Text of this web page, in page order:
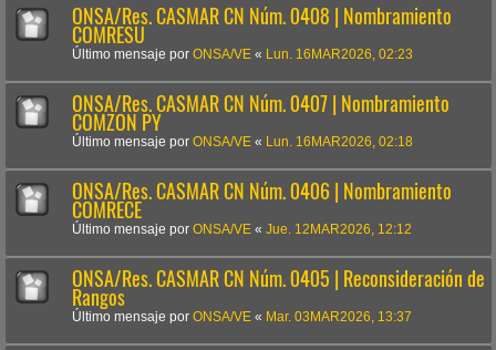
ONSA/Res. CASMAR CN Núm. 0408 | Nombramiento
COMRESU
Último mensaje por ONSA/VE « Lun. 16MAR2026, 02:23
ONSA/Res. CASMAR CN Núm. 0407 | Nombramiento
COMZON PY
Último mensaje por ONSA/VE « Lun. 16MAR2026, 02:18
ONSA/Res. CASMAR CN Núm. 0406 | Nombramiento
COMRECE
Último mensaje por ONSA/VE « Jue. 12MAR2026, 12:12
ONSA/Res. CASMAR CN Núm. 0405 | Reconsideración de
Rangos
Último mensaje por ONSA/VE « Mar. 03MAR2026, 13:37